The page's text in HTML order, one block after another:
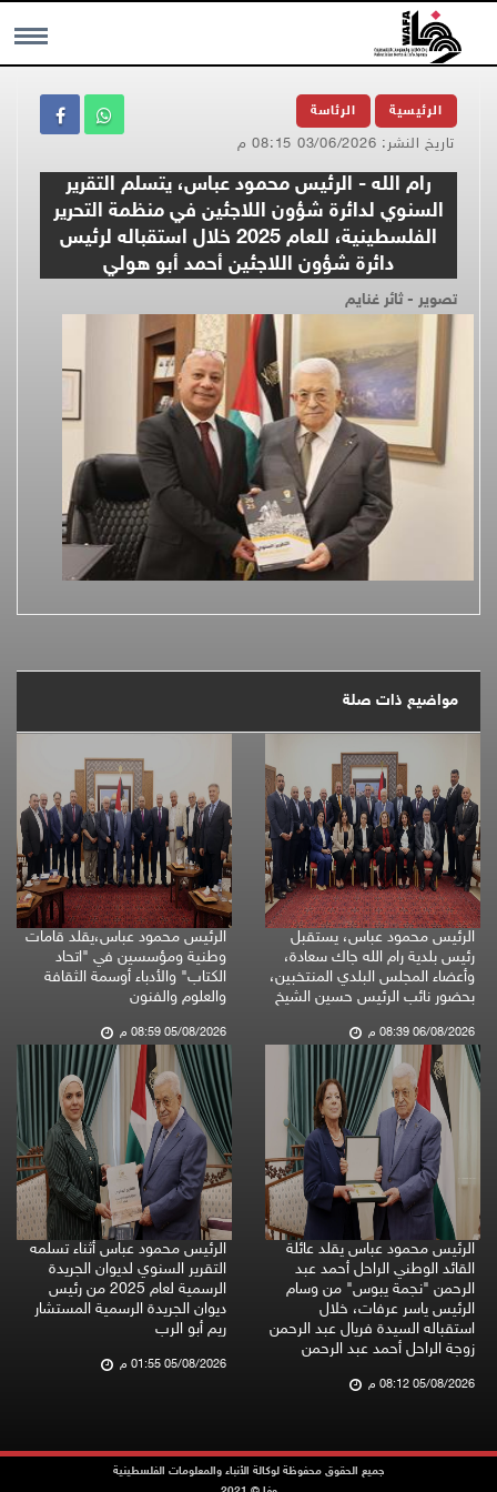
MENU الرئيسية الرئاسة
تاريخ النشر: 03/06/2026 08:15 م
رام الله - الرئيس محمود عباس، يتسلم التقرير
السنوي لدائرة شؤون اللاجئين في منظمة التحرير
الفلسطينية، للعام 2025 خلال استقباله لرئيس
دائرة شؤون اللاجئين أحمد أبو هولي
تصوير - ثائر غنايم
مواضيع ذات صلة
الرئيس محمود عباس، يستقبل
رئيس بلدية رام الله جاك سعادة،
وأعضاء المجلس البلدي المنتخبين،
بحضور نائب الرئيس حسين الشيخ
06/08/2026 08:39 م
الرئيس محمود عباس،يقلد قامات
وطنية ومؤسسين في "اتحاد
الكتاب" والأدباء أوسمة الثقافة
والعلوم والفنون
05/08/2026 08:59 م
الرئيس محمود عباس يقلد عائلة
القائد الوطني الراحل أحمد عبد
الرحمن "نجمة يبوس" من وسام
الرئيس ياسر عرفات، خلال
استقباله السيدة فريال عبد الرحمن
زوجة الراحل أحمد عبد الرحمن
05/08/2026 08:12 م
الرئيس محمود عباس أثناء تسلمه
التقرير السنوي لديوان الجريدة
الرسمية لعام 2025 من رئيس
ديوان الجريدة الرسمية المستشار
ريم أبو الرب
05/08/2026 01:55 م
جميع الحقوق محفوظة لوكالة الأنباء والمعلومات الفلسطينية